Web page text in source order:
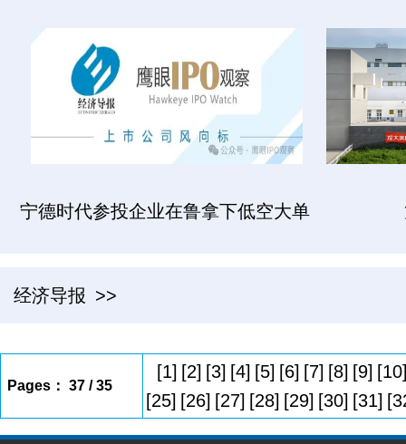
宁德时代参投企业在鲁拿下低空大单
经济导报 >>
Pages： 37 / 35
[1] [2] [3] [4] [5] [6] [7] [8] [9]
[25] [26] [27] [28] [29] [30] [31]